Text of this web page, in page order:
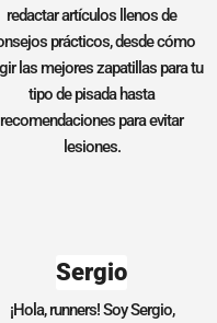
redactar artículos llenos de
prácticos, desde cómo
las mejores zapatillas para tu
tipo de pisada hasta
recomendaciones para evitar
lesiones.
Sergio
¡Hola, runners! Soy Sergio,